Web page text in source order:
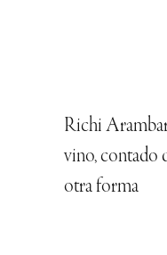
Richi
vino, contado
otra forma